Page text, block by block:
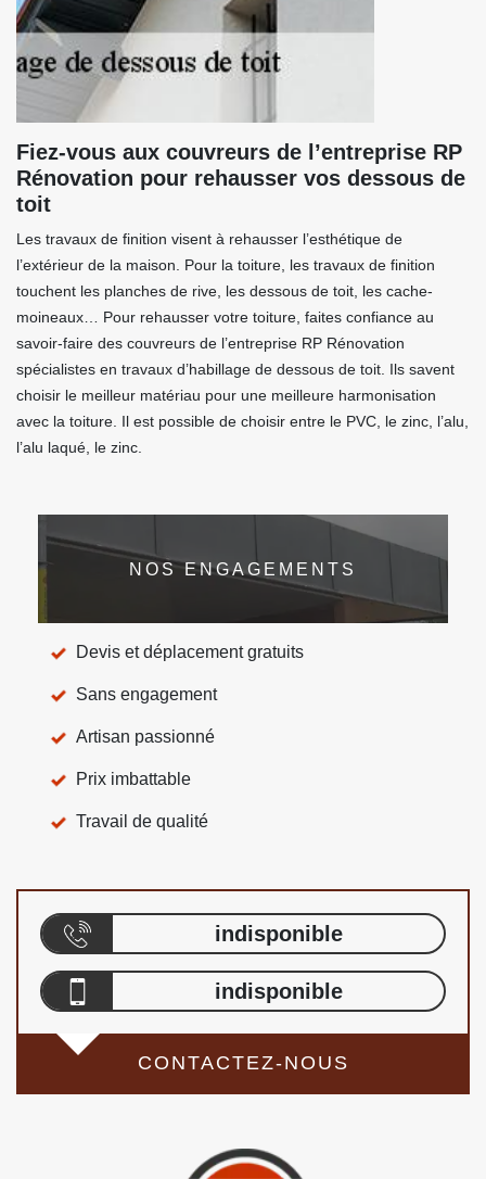
Fiez-vous aux couvreurs de l’entreprise RP
Rénovation pour rehausser vos dessous de
toit
Les travaux de finition visent à rehausser l’esthétique de
l’extérieur de la maison. Pour la toiture, les travaux de finition
touchent les planches de rive, les dessous de toit, les cache-
moineaux… Pour rehausser votre toiture, faites confiance au
savoir-faire des couvreurs de l’entreprise RP Rénovation
spécialistes en travaux d’habillage de dessous de toit. Ils savent
choisir le meilleur matériau pour une meilleure harmonisation
avec la toiture. Il est possible de choisir entre le PVC, le zinc, l’alu,
l’alu laqué, le zinc.
NOS ENGAGEMENTS
Devis et déplacement gratuits
Sans engagement
Artisan passionné
Prix imbattable
Travail de qualité
indisponible
indisponible
CONTACTEZ-NOUS